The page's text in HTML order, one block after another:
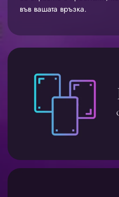
във вашата връзка.